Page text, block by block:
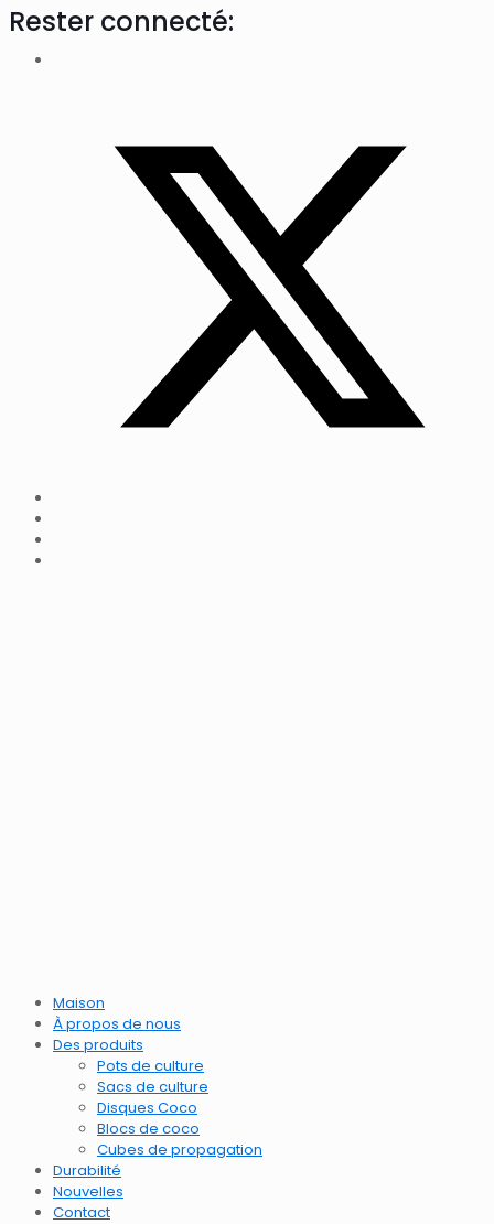
Rester connecté:
Maison
À propos de nous
Des produits
Pots de culture
Sacs de culture
Disques Coco
Blocs de coco
Cubes de propagation
Durabilité
Nouvelles
Contact